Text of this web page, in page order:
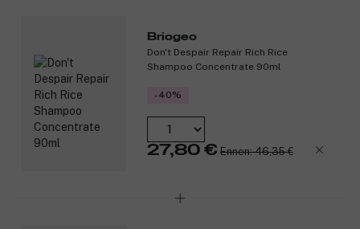
Briogeo
Don't Despair Repair Rich Rice
Shampoo Concentrate 90ml
-40%
27,80 € Ennen: 46,35 €